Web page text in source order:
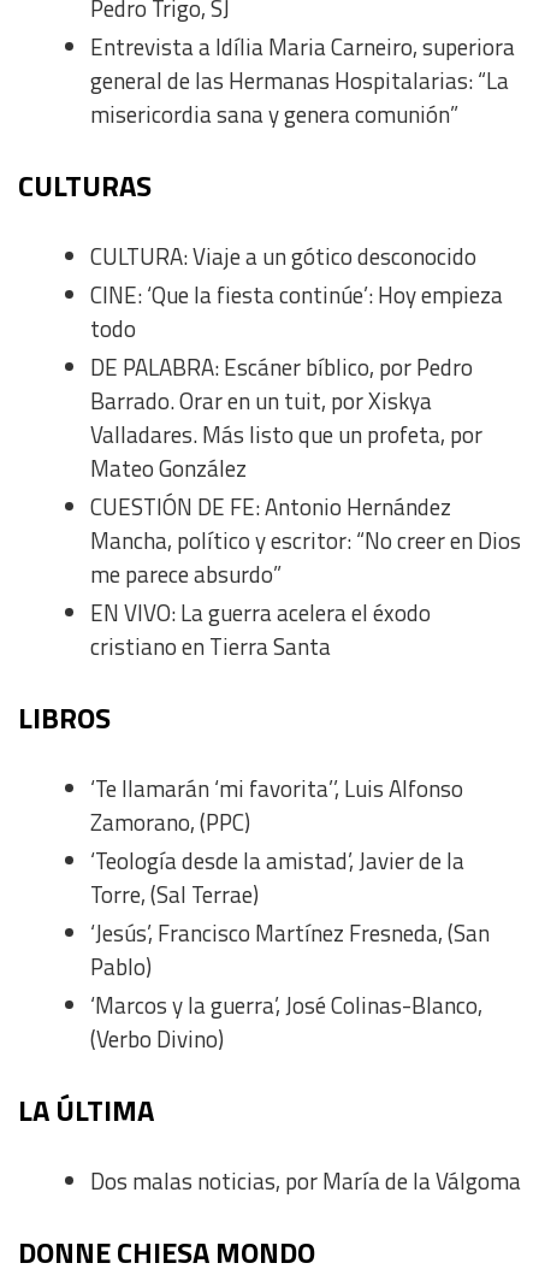
Pedro Trigo, SJ
Entrevista a Idília Maria Carneiro, superiora
general de las Hermanas Hospitalarias: “La
misericordia sana y genera comunión”
CULTURAS
CULTURA: Viaje a un gótico desconocido
CINE: ‘Que la fiesta continúe’: Hoy empieza
todo
DE PALABRA: Escáner bíblico, por Pedro
Barrado. Orar en un tuit, por Xiskya
Valladares. Más listo que un profeta, por
Mateo González
CUESTIÓN DE FE: Antonio Hernández
Mancha, político y escritor: “No creer en Dios
me parece absurdo”
EN VIVO: La guerra acelera el éxodo
cristiano en Tierra Santa
LIBROS
‘Te llamarán ‘mi favorita’’, Luis Alfonso
Zamorano, (PPC)
‘Teología desde la amistad’, Javier de la
Torre, (Sal Terrae)
‘Jesús’, Francisco Martínez Fresneda, (San
Pablo)
‘Marcos y la guerra’, José Colinas-Blanco,
(Verbo Divino)
LA ÚLTIMA
Dos malas noticias, por María de la Válgoma
DONNE CHIESA MONDO
Measure advertising performance
Measure content performance
of data from different sources
Develop and improve services
Use limited data to select content
IAB Special Features:
Use precise geolocation data
Identify devices based on information actively requested
Non-IAB processing purposes:
Essential
Analytical
Functional
Advertising